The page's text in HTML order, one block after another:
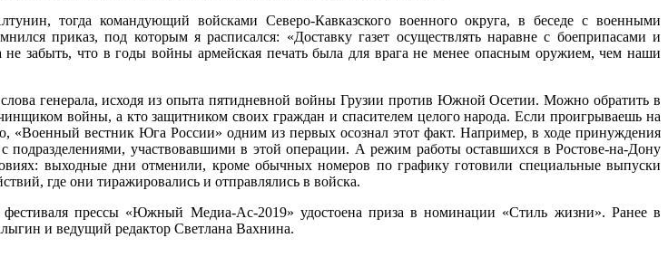
тогда командующий войсками Северо-Кавказского военного округа, в беседе с военными
приказ, под которым я расписался: «Доставку газет осуществлять наравне с боеприпасами и
забыть, что в годы войны армейская печать была для врага не менее опасным оружием, чем наши
генерала, исходя из опыта пятидневной войны Грузии против Южной Осетии. Можно обратить в
войны, а кто защитником своих граждан и спасителем целого народа. Если проигрываешь на
«Военный вестник Юга России» одним из первых осознал этот факт. Например, в ходе принуждения
участвовавшими в этой операции. А режим работы оставшихся в Ростове-на-Дону
выходные дни отменили, кроме обычных номеров по графику готовили специальные выпуски
где они тиражировались и отправлялись в войска.
фестиваля прессы «Южный Медиа-Ас-2019» удостоена приза в номинации «Стиль жизни». Ранее в
и ведущий редактор Светлана Вахнина.